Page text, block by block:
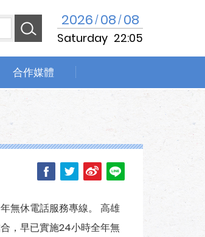
2026/ 08/ 08
Saturday 22:05
合作媒體
無休電話服務專線。 高雄
，早已實施24小時全年無